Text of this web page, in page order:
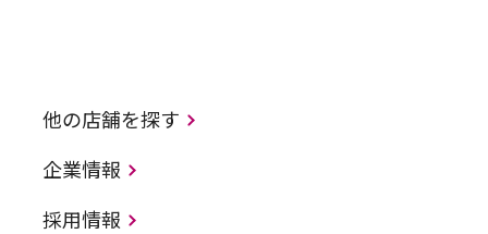
他の店舗を探す
企業情報
採用情報